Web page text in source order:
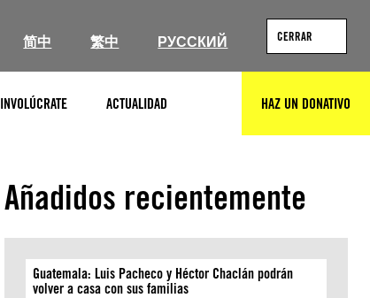
简中 繁中 РУССКИЙ CERRAR
INVOLÚCRATE ACTUALIDAD HAZ UN DONATIVO
Añadidos recientemente
Guatemala: Luis Pacheco y Héctor Chaclán podrán
volver a casa con sus familias